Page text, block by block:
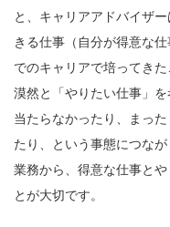
と、キャリアアドバイザ
きる仕事（自分が得意な
でのキャリアで培ってき
漠然と「やりたい仕事」
当たらなかったり、まっ
たり、という事態につな
業務から、得意な仕事と
とが大切です。